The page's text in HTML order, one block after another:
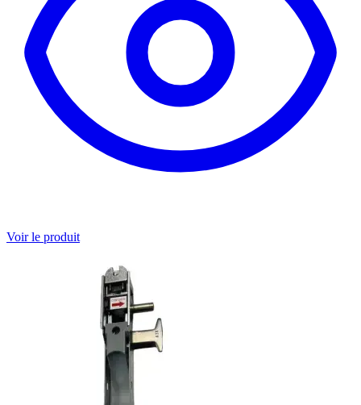
Voir le produit